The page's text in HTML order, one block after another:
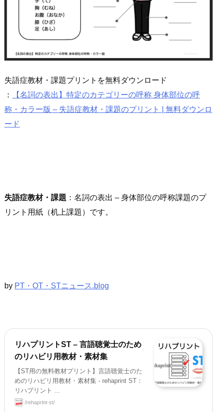
失語症教材・課題プリントを無料ダウンロード
：
【名詞の表出】特定のカテゴリーの呼称 身体部位の呼
称・カラー版 – 失語症教材・課題のプリント | 無料ダウンロ
ード
失語症教材・課題 ：名詞の表出 – 身体部位の呼称課題のプ
リント用紙（机上課題）です。
by PT・OT・STニュース.blog
リハプリントST – 言語聴覚士のため
のリハビリ用教材・素材集
【ST用の無料教材プリント】言語聴覚士のた
めのリハビリ用教材・素材集 - rehaprint ST：
リハプリント ...
/rehaprint-st/